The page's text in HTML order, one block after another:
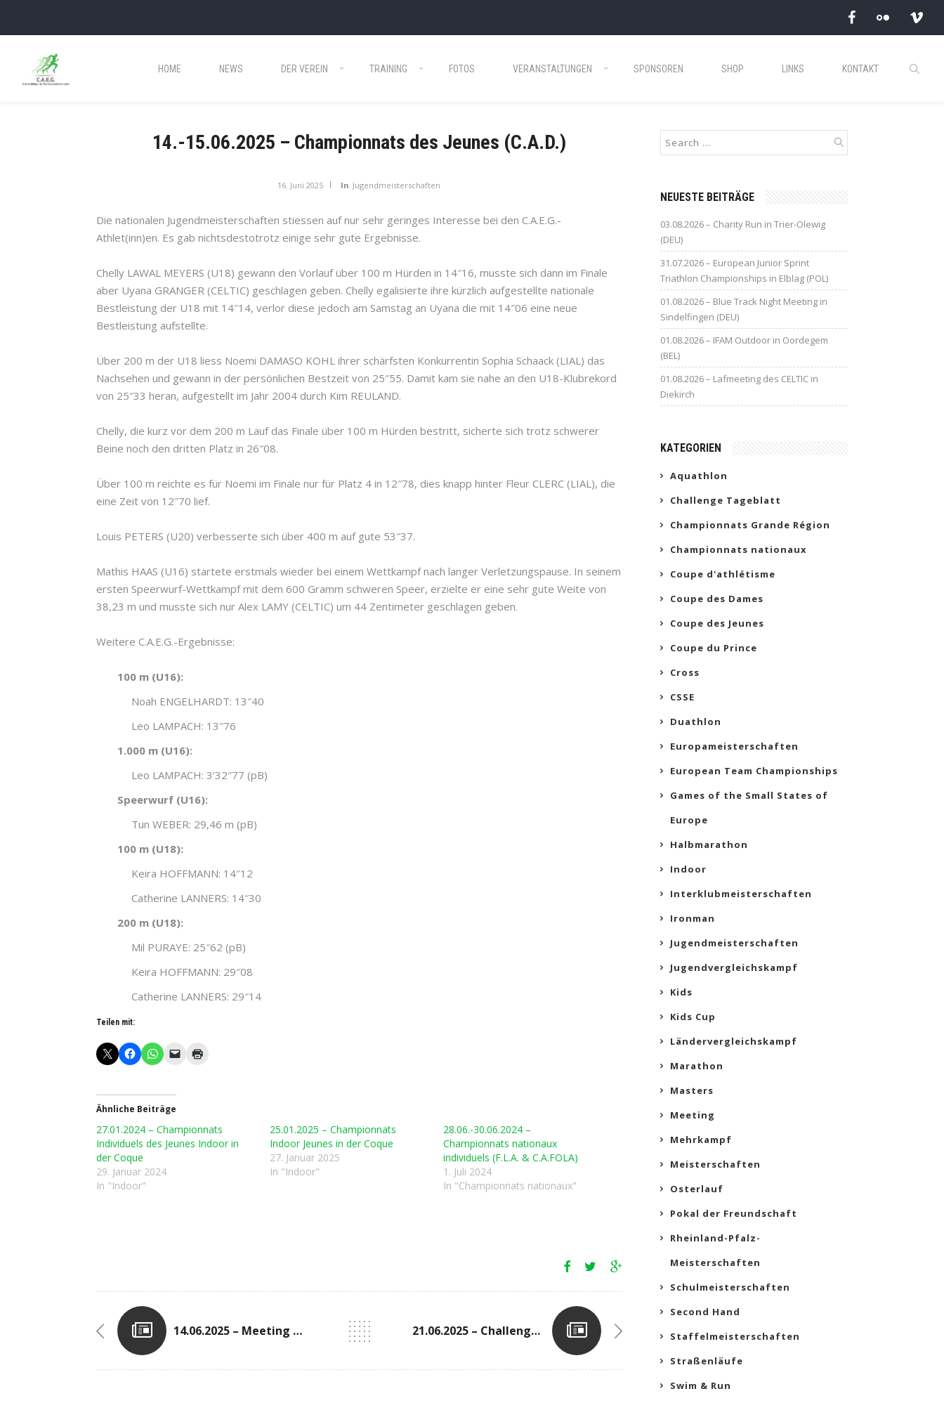
HOME NEWS DER VEREIN TRAINING FOTOS VERANSTALTUNGEN SPONSOREN SHOP LINKS KONTAKT
14.-15.06.2025 – Championnats des Jeunes (C.A.D.)
16. Juni 2025 In Jugendmeisterschaften
Die nationalen Jugendmeisterschaften stiessen auf nur sehr geringes Interesse bei den C.A.E.G.-
Athlet(inn)en. Es gab nichtsdestotrotz einige sehr gute Ergebnisse.
Chelly LAWAL MEYERS (U18) gewann den Vorlauf über 100 m Hürden in 14″16, musste sich dann im Finale
aber Uyana GRANGER (CELTIC) geschlagen geben. Chelly egalisierte ihre kürzlich aufgestellte nationale
Bestleistung der U18 mit 14″14, verlor diese jedoch am Samstag an Uyana die mit 14″06 eine neue
Bestleistung aufstellte.
Über 200 m der U18 liess Noemi DAMASO KOHL ihrer schärfsten Konkurrentin Sophia Schaack (LIAL) das
Nachsehen und gewann in der persönlichen Bestzeit von 25″55. Damit kam sie nahe an den U18-Klubrekord
von 25″33 heran, aufgestellt im Jahr 2004 durch Kim REULAND.
Chelly, die kurz vor dem 200 m Lauf das Finale über 100 m Hürden bestritt, sicherte sich trotz schwerer
Beine noch den dritten Platz in 26″08.
Über 100 m reichte es für Noemi im Finale nur für Platz 4 in 12″78, dies knapp hinter Fleur CLERC (LIAL), die
eine Zeit von 12″70 lief.
Louis PETERS (U20) verbesserte sich über 400 m auf gute 53″37.
Mathis HAAS (U16) startete erstmals wieder bei einem Wettkampf nach langer Verletzungspause. In seinem
ersten Speerwurf-Wettkampf mit dem 600 Gramm schweren Speer, erzielte er eine sehr gute Weite von
38,23 m und musste sich nur Alex LAMY (CELTIC) um 44 Zentimeter geschlagen geben.
Weitere C.A.E.G.-Ergebnisse:
100 m (U16):
Noah ENGELHARDT: 13″40
Leo LAMPACH: 13″76
1.000 m (U16):
Leo LAMPACH: 3’32″77 (pB)
Speerwurf (U16):
Tun WEBER: 29,46 m (pB)
100 m (U18):
Keira HOFFMANN: 14″12
Catherine LANNERS: 14″30
200 m (U18):
Mil PURAYE: 25″62 (pB)
Keira HOFFMANN: 29″08
Catherine LANNERS: 29″14
Teilen mit:
Ähnliche Beiträge
27.01.2024 – Championnats
Individuels des Jeunes Indoor in
der Coque
29. Januar 2024
In "Indoor"
25.01.2025 – Championnats
Indoor Jeunes in der Coque
27. Januar 2025
In "Indoor"
28.06.-30.06.2024 –
Championnats nationaux
individuels (F.L.A. & C.A.FOLA)
1. Juli 2024
In "Championnats nationaux"
14.06.2025 – Meeting D’Athlétisme De Cergy-Pontoise (FRA) 21.06.2025 – Challenge Tageblatt N°4 In Ettelbrück (CAPA)
NEUESTE BEITRÄGE
03.08.2026 – Charity Run in Trier-Olewig
(DEU)
31.07.2026 – European Junior Sprint
Triathlon Championships in Elblag (POL)
01.08.2026 – Blue Track Night Meeting in
Sindelfingen (DEU)
01.08.2026 – IFAM Outdoor in Oordegem
(BEL)
01.08.2026 – Lafmeeting des CELTIC in
Diekirch
KATEGORIEN
Aquathlon
Challenge Tageblatt
Championnats Grande Région
Championnats nationaux
Coupe d'athlétisme
Coupe des Dames
Coupe des Jeunes
Coupe du Prince
Cross
CSSE
Duathlon
Europameisterschaften
European Team Championships
Games of the Small States of
Europe
Halbmarathon
Indoor
Interklubmeisterschaften
Ironman
Jugendmeisterschaften
Jugendvergleichskampf
Kids
Kids Cup
Ländervergleichskampf
Marathon
Masters
Meeting
Mehrkampf
Meisterschaften
Osterlauf
Pokal der Freundschaft
Rheinland-Pfalz-
Meisterschaften
Schulmeisterschaften
Second Hand
Staffelmeisterschaften
Straßenläufe
Swim & Run